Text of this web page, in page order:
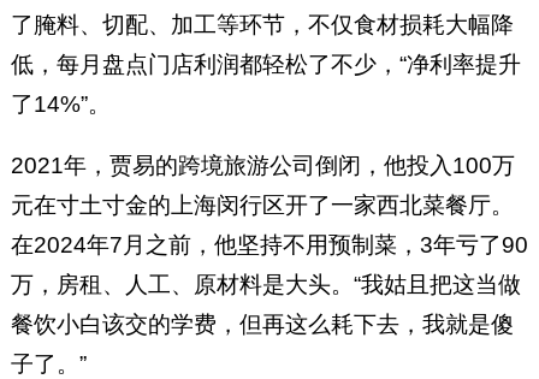
了腌料、切配、加工等环节，不仅食材损耗大幅降
低，每月盘点门店利润都轻松了不少，“净利率提升
了14%”。
2021年，贾易的跨境旅游公司倒闭，他投入100万
元在寸土寸金的上海闵行区开了一家西北菜餐厅。
在2024年7月之前，他坚持不用预制菜，3年亏了90
万，房租、人工、原材料是大头。“我姑且把这当做
餐饮小白该交的学费，但再这么耗下去，我就是傻
子了。”